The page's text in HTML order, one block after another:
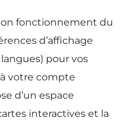
fonctionnement du
d’affichage
pour vos
votre compte
d’un espace
interactives et la